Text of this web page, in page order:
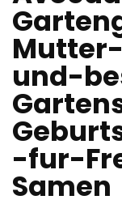
und-
-fur-
Samen